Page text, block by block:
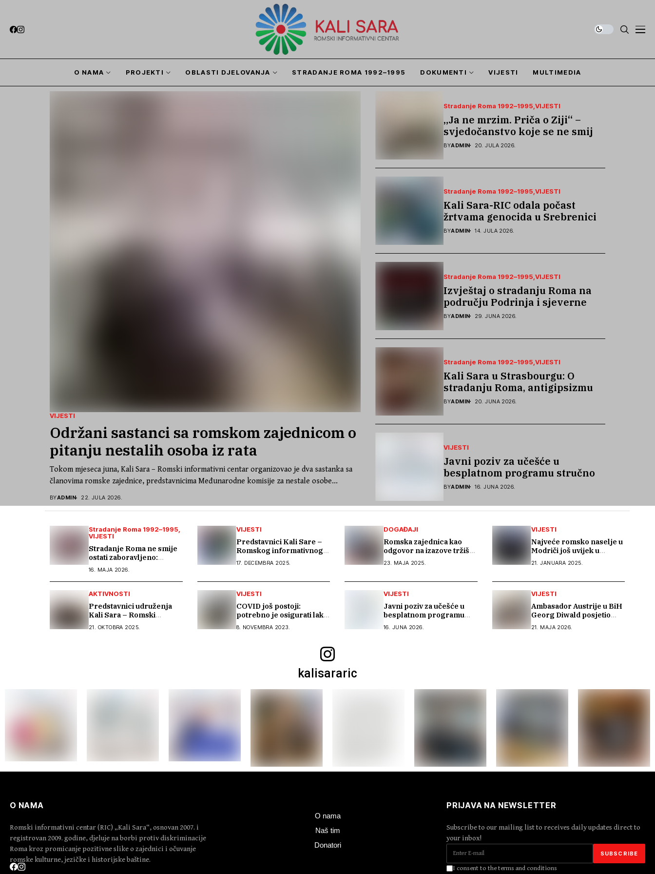
O NAMA PROJEKTI OBLASTI DJELOVANJA STRADANJE ROMA 1992–1995 DOKUMENTI VIJESTI MULTIMEDIA
VIJESTI
Održani sastanci sa romskom zajednicom o
pitanju nestalih osoba iz rata
Tokom mjeseca juna, Kali Sara – Romski informativni centar organizovao je dva sastanka sa
članovima romske zajednice, predstavnicima Međunarodne komisije za nestale osobe...
BYADMIN 22. JULA 2026.
Stradanje Roma 1992–1995 VIJESTI
„Ja ne mrzim. Priča o Ziji“ –
svjedočanstvo koje se ne smije
zaboraviti
BYADMIN 20. JULA 2026.
Stradanje Roma 1992–1995 VIJESTI
Kali Sara-RIC odala počast
žrtvama genocida u Srebrenici i
podsjetila na stradanje Roma iz
BYADMIN 14. JULA 2026.
Stradanje Roma 1992–1995 VIJESTI
Izvještaj o stradanju Roma na
području Podrinja i sjeverne
Bosne 1992–1995. godine
BYADMIN 29. JUNA 2026.
Stradanje Roma 1992–1995 VIJESTI
Kali Sara u Strasbourgu: O
stradanju Roma, antigipsizmu i
borbi protiv govora mržnje
BYADMIN 20. JUNA 2026.
VIJESTI
Javni poziv za učešće u
besplatnom programu stručnog
osposobljavanja i podrške pri
BYADMIN 16. JUNA 2026.
Stradanje Roma 1992–1995
VIJESTI
Stradanje Roma ne smije
ostati zaboravljeno:
zajednički život u miru i
tranzicijska pravda
16. MAJA 2026.
VIJESTI
Predstavnici Kali Sare –
Romskog informativnog
centra učestvovali na
uvodnom konsultacijskom
ravnopravnosti i
socijalnoj zaštiti
17. DECEMBRA 2025.
DOGAĐAJI
Romska zajednica kao
odgovor na izazove tržišta
rada: predstavljen
regionalni projekat
23. MAJA 2025.
VIJESTI
Najveće romsko naselje u
Modriči još uvijek u
mraku: Mještani
Stražarevca traže bolju
21. JANUARA 2025.
AKTIVNOSTI
Predstavnici udruženja
Kali Sara – Romski
informativni centar na
OSCE Varšavskoj
21. OKTOBRA 2025.
VIJESTI
COVID još postoji:
potrebno je osigurati lakši
pristup zdravstvenim
institucijama
8. NOVEMBRA 2023.
VIJESTI
Javni poziv za učešće u
besplatnom programu
stručnog osposobljavanja
i podrške pri
16. JUNA 2026.
VIJESTI
Ambasador Austrije u BiH
Georg Diwald posjetio
Kali Saru – Romski
informativni centar
21. MAJA 2026.
kalisararic
O NAMA
Romski informativni centar (RIC) „Kali Sara“, osnovan 2007. i
registrovan 2009. godine, djeluje na borbi protiv diskriminacije
Roma kroz promicanje pozitivne slike o zajednici i očuvanje
romske kulturne, jezičke i historijske baštine.
O nama
Naš tim
Donatori
PRIJAVA NA NEWSLETTER
Subscribe to our mailing list to receives daily updates direct to
your inbox!
I consent to the terms and conditions